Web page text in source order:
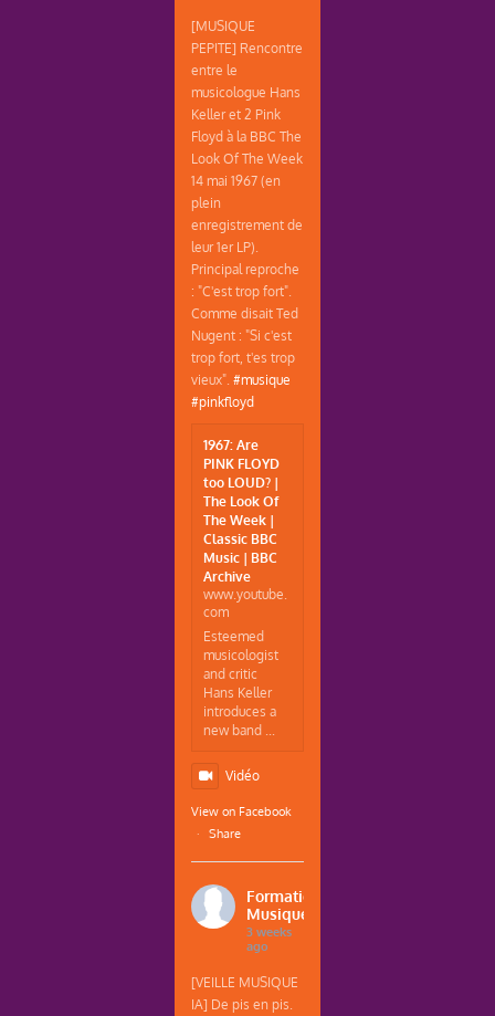
[MUSIQUE
PEPITE] Rencontre
entre le
musicologue Hans
Keller et 2 Pink
Floyd à la BBC The
Look Of The Week
14 mai 1967 (en
plein
enregistrement de
leur 1er LP).
Principal reproche
: "C'est trop fort".
Comme disait Ted
Nugent : "Si c'est
trop fort, t'es trop
vieux".#musique
#pinkfloyd
1967: Are
PINK FLOYD
too LOUD? |
The Look Of
The Week |
Classic BBC
Music | BBC
Archive
www.youtube.
com
Esteemed
musicologist
and critic
Hans Keller
introduces a
new band ...
Vidéo
View on Facebook
·
Share
Formations
Musique
3 weeks
ago
[VEILLE MUSIQUE
IA] De pis en pis.